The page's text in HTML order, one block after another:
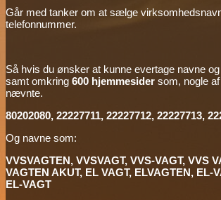
Går med tanker om at sælge
telefonnummer.
Så hvis du ønsker at kunne evertage navne
samt omkring 600 hjemmesider som, nogle
nævnte.
80202080, 22227711, 22227712, 22227713,
Og navne som:
VVSVAGTEN, VVSVAGT, VVS-VAGT, VVS
VAGTEN AKUT, EL VAGT, ELVAGTEN, EL-
EL-VAGT